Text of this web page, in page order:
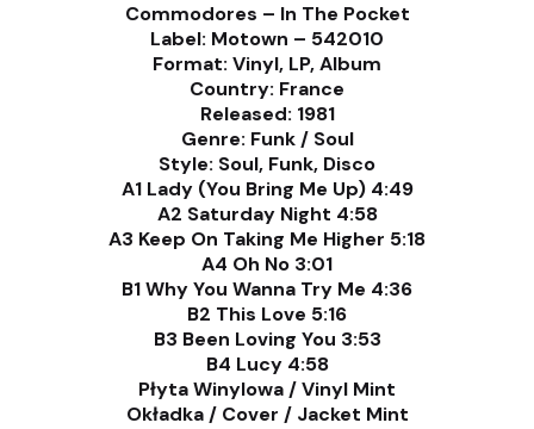
Commodores – In The Pocket
Label: Motown – 542010
Format: Vinyl, LP, Album
Country: France
Released: 1981
Genre: Funk / Soul
Style: Soul, Funk, Disco
A1 Lady (You Bring Me Up) 4:49
A2 Saturday Night 4:58
A3 Keep On Taking Me Higher 5:18
A4 Oh No 3:01
B1 Why You Wanna Try Me 4:36
B2 This Love 5:16
B3 Been Loving You 3:53
B4 Lucy 4:58
Płyta Winylowa / Vinyl Mint
Okładka / Cover / Jacket Mint